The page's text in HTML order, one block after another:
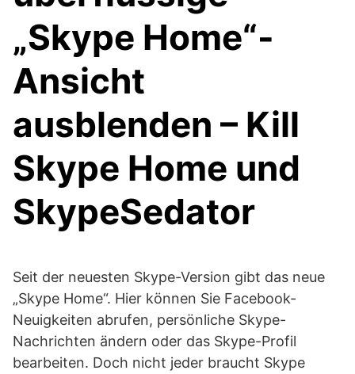
„Skype Home“-
Ansicht
ausblenden – Kill
Skype Home und
SkypeSedator
Seit der neuesten Skype-Version gibt das neue
„Skype Home“. Hier können Sie Facebook-
Neuigkeiten abrufen, persönliche Skype-
Nachrichten ändern oder das Skype-Profil
bearbeiten. Doch nicht jeder braucht Skype